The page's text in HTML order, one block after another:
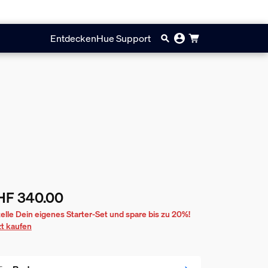
EntdeckenHue Support
Preis ist CHF 340.00
340.00
Dein eigenes Starter-Set und spare bis zu 20%!
kaufen